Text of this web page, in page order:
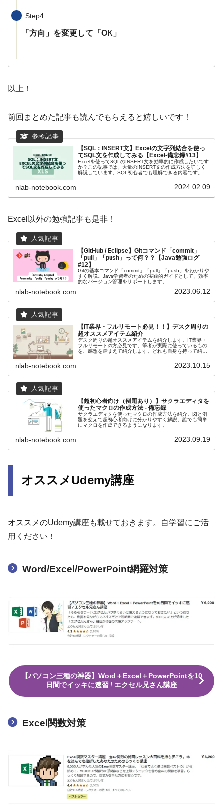
Step4
「方向」を変更して「OK」
以上！
前回まとめた記事も読んでもらえると嬉しいです！
【SQL：INSERT文】Excelの文字列結合を使っ
てSQL文を作成してみる【Excel-備忘録#13】
Excelを使ってSQLのINSERT文を効率的に作成したいです
か？この記事では、大量のINSERT文の作成方法を詳しく
解説しています。SQL初心者でも理解できる内容です。今
nlab-notebook.com 2024.02.09
Excel以外の勉強記事も是非！
【GitHub / Eclipse】Gitコマンド「commit」
「pull」「push」って何？？【Java勉強ログ
#12】
Gitの基本コマンド「commit」「pull」「push」をわかりや
すく解説。Java学習者のための実践的ガイドとして、効率
的なバージョン管理をサポートします。
nlab-notebook.com 2023.06.12
【IT業界・フルリモート必見！！】デスク周りの
超オススメアイテム紹介
デスク周りの超オススメアイテムを紹介します。IT業界・
フルリモートの方必見です。筆者が実際に使っているもの
を、感想を踏まえて紹介します。どれも自身を持って紹介
nlab-notebook.com 2023.10.15
【超初心者向け（例題あり）】サクラエディタを
使ったマクロの作成方法 - 備忘録
サクラエディタを使ったマクロの作成方法を紹介。図と例
題を交えて超初心者向けに分かりやすく解説。誰でも簡単
にマクロを作成できるようになります。
nlab-notebook.com 2023.09.19
オススメUdemy講座
オススメのUdemy講座も載せておきます。自学習にご活
用ください！
Word/Excel/PowerPoint網羅対策
【パソコン三種の神器】Word＋Excel＋PowerPointを10
日間でイッキに速習 / エクセル兄さん講座
Excel関数対策